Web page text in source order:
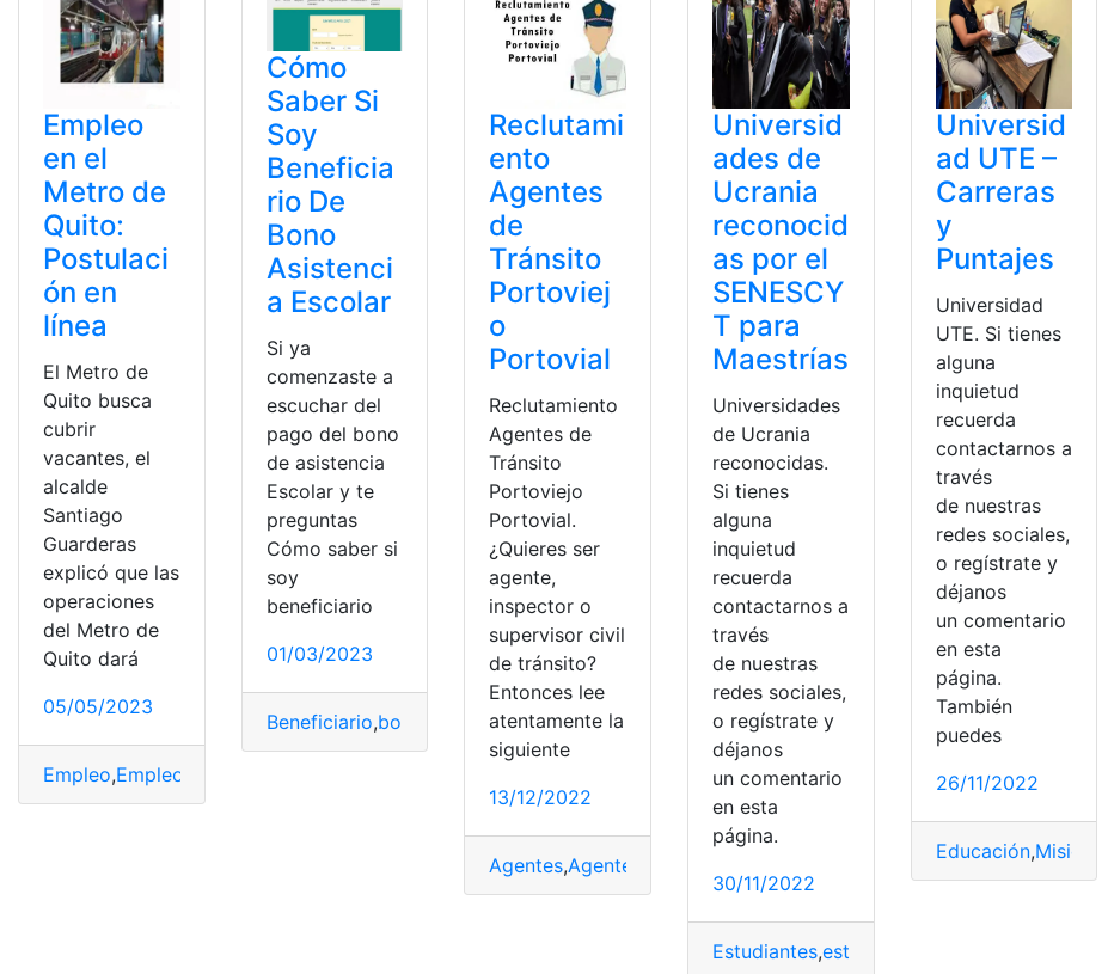
Empleo
en el
Metro de
Quito:
Postulaci
ón en
línea
El Metro de
Quito busca
cubrir
vacantes, el
alcalde
Santiago
Guarderas
explicó que las
operaciones
del Metro de
Quito dará
05/05/2023
Empleo,Empleo en Ecuador Proceso de postulación
Cómo
Saber Si
Soy
Beneficia
rio De
Bono
Asistenci
a Escolar
Si ya
comenzaste a
escuchar del
pago del bono
de asistencia
Escolar y te
preguntas
Cómo saber si
soy
beneficiario
01/03/2023
Beneficiario,bono de asistencia escolar, postulación,Requisitos
Reclutami
ento
Agentes
de
Tránsito
Portoviej
o
Portovial
Reclutamiento
Agentes de
Tránsito
Portoviejo
Portovial.
¿Quieres ser
agente,
inspector o
supervisor civil
de tránsito?
Entonces lee
atentamente la
siguiente
13/12/2022
Agentes,Agentes de transito postulación,Reclutamiento
Universid
ades de
Ucrania
reconocid
as por el
SENESCY
T para
Maestrías
Universidades
de Ucrania
reconocidas.
Si tienes
alguna
inquietud
recuerda
contactarnos a
través
de nuestras
redes sociales,
o regístrate y
déjanos
un comentario
en esta
página.
30/11/2022
Estudiantes,estudio
Universid
ad UTE –
Carreras
y
Puntajes
Universidad
UTE. Si tienes
alguna
inquietud
recuerda
contactarnos a
través
de nuestras
redes sociales,
o regístrate y
déjanos
un comentario
en esta
página.
También
puedes
26/11/2022
Educación,Misión